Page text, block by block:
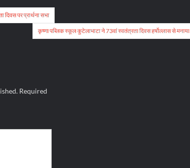
पर प्रार्थना सभा
कृष्णा पब्लिक स्कूल कुटेलाभाटा ने 73वां स्वतंत्रता दिवस हर्षोल्लास से मनाया
Required